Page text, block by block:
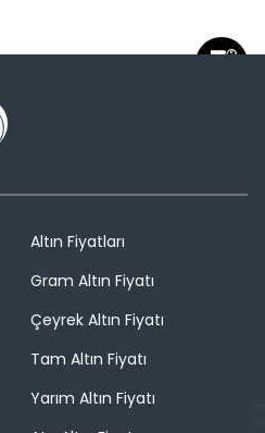
Altın Fiyatları
Gram Altın Fiyatı
Çeyrek Altın Fiyatı
Tam Altın Fiyatı
Yarım Altın Fiyatı